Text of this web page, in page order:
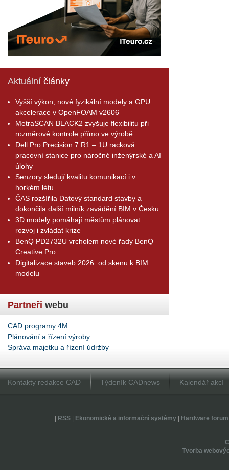
Aktuální články
Vyšší výkon, nové fyzikální modely a GPU
akcelerace v OpenFOAM v2606
MetraSCAN BLACK2 zvyšuje flexibilitu při
rozměrové kontrole přímo ve výrobě
Dell Pro Precision 7 R1 – 1U racková
pracovní stanice pro náročné inženýrské a AI
úlohy
Senzory sledují kvalitu komunikací i v
horkém létu
ČAS rozšířila Datový standard stavby a
dokončila další milník zavádění BIM v Česku
3D modely pomáhají městům plánovat
rozvoj i zvládat krize
BenQ PD2732U vrcholem nové řady BenQ
Creative Pro
Digitalizace staveb 2026: od skenu k BIM
modelu
Partneři webu
CAD programy 4M
Plánování a řízení výroby
Správa majetku a řízení údržby
Kontakty redakce CAD Týdeník CADnews Kalendář akcí
RSS| Ekonomické a informační systémy| Hardware forum
Tvorba